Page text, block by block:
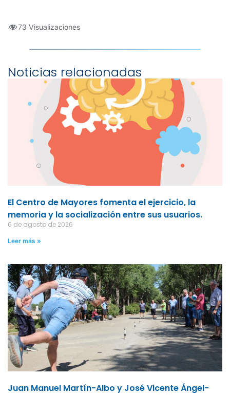
73 Visualizaciones
Noticias relacionadas
El Centro de Mayores fomenta el ejercicio, la
memoria y la socialización entre sus usuarios.
6 de agosto de 2026
Leer más »
Juan Manuel Martín-Albo y José Vicente Ángel-